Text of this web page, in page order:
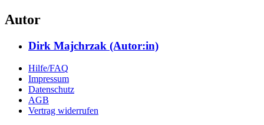
Autor
Dirk Majchrzak (Autor:in)
Hilfe/FAQ
Impressum
Datenschutz
AGB
Vertrag widerrufen